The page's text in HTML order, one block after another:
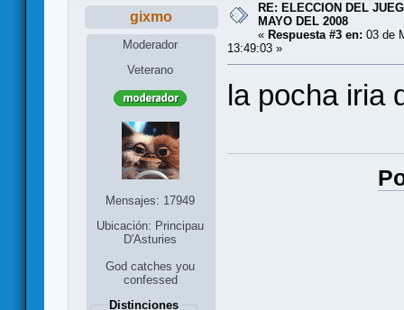
gixmo
Moderador
Veterano
Mensajes: 17949
Ubicación: Principau
D'Asturies
God catches you
confessed
Distinciones
RE: ELECCION DEL
MAYO DEL 2008
« Respuesta #3 en: 03 de
13:49:03 »
la pocha iria